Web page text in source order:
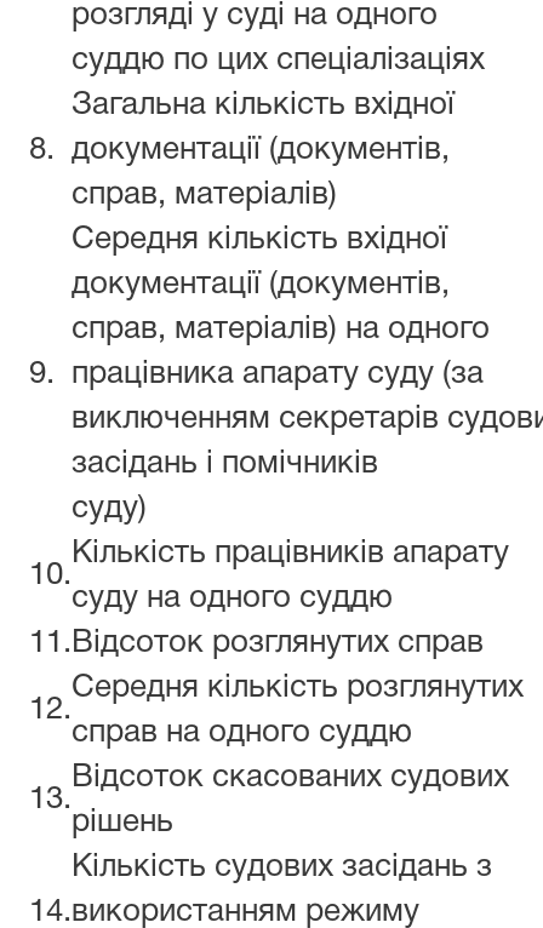
розгляді у суді на одного
суддю по цих спеціалізаціях
8.
Загальна кількість вхідної
документації (документів,
справ, матеріалів)
9.
Середня кількість вхідної
документації (документів,
справ, матеріалів) на одного
працівника апарату суду (за
виключенням секретарів
засідань і помічників
суду)
10.
Кількість працівників апарату
суду на одного суддю
11. Відсоток розглянутих справ
12.
Середня кількість розглянутих
справ на одного суддю
13.
Відсоток скасованих судових
рішень
14.
Кількість судових засідань з
використанням режиму